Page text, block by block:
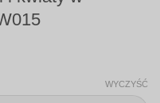
WYCZYŚĆ